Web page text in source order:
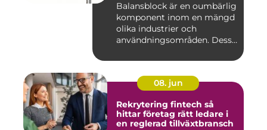
Balansblock är en oumbärlig
komponent inom en mängd
olika industrier och
användningsområden. Dessa
08. jun
Rekrytering fintech så
hittar företag rätt ledare i
en reglerad tillväxtbransch